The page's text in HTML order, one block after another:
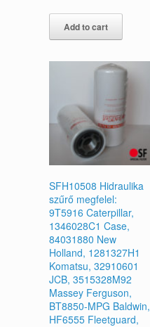
Add to cart
SFH10508 Hidraulika
szűrő megfelel:
9T5916 Caterpillar,
1346028C1 Case,
84031880 New
Holland, 1281327H1
Komatsu, 32910601
JCB, 3515328M92
Massey Ferguson,
BT8850-MPG Baldwin,
HF6555 Fleetguard,